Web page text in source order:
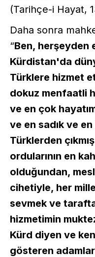
(Tarihçe-i Hayat,
Daha sonra
“Ben, herşeyden
Kürdistan'da
Türklere hizmet
dokuz menfaatli
ve en çok
ve en sadık ve
Türklerden
ordularının en
olduğundan,
cihetiyle, her
sevmek ve
hizmetimin
Kürd diyen ve
gösteren